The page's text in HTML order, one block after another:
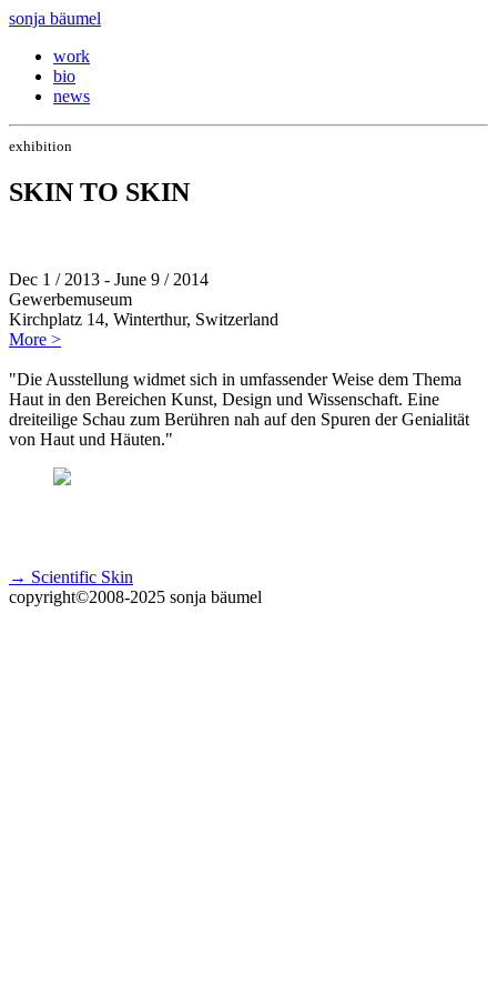
sonja bäumel
work
bio
news
exhibition
SKIN TO SKIN
Dec 1 / 2013 - June 9 / 2014
Gewerbemuseum
Kirchplatz 14, Winterthur, Switzerland
More >
"Die Ausstellung widmet sich in umfassender Weise dem Thema
Haut in den Bereichen Kunst, Design und Wissenschaft. Eine
dreiteilige Schau zum Berühren nah auf den Spuren der Genialität
von Haut und Häuten."
→ Scientific Skin
copyright©2008-2025 sonja bäumel